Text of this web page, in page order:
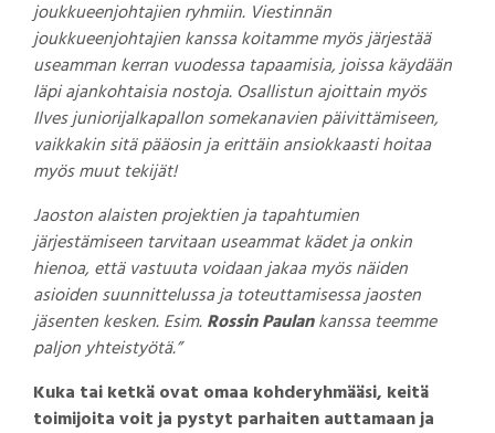
joukkueenjohtajien ryhmiin. Viestinnän
joukkueenjohtajien kanssa koitamme myös järjestää
useamman kerran vuodessa tapaamisia, joissa käydään
läpi ajankohtaisia nostoja. Osallistun ajoittain myös
Ilves juniorijalkapallon somekanavien päivittämiseen,
vaikkakin sitä pääosin ja erittäin ansiokkaasti hoitaa
myös muut tekijät!
Jaoston alaisten projektien ja tapahtumien
järjestämiseen tarvitaan useammat kädet ja onkin
hienoa, että vastuuta voidaan jakaa myös näiden
asioiden suunnittelussa ja toteuttamisessa jaosten
jäsenten kesken. Esim.Rossin Paulankanssa teemme
paljon yhteistyötä.”
Kuka tai ketkä ovat omaa kohderyhmääsi, keitä
toimijoita voit ja pystyt parhaiten auttamaan ja